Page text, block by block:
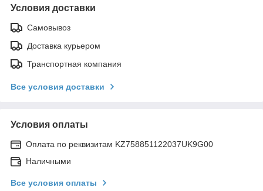
Условия доставки
Самовывоз
Доставка курьером
Транспортная компания
Все условия доставки
Условия оплаты
Оплата по реквизитам KZ758851122037UK9G00
Наличными
Все условия оплаты